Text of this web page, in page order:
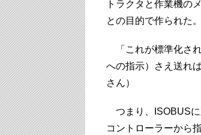
トラクタと作業機の
との目的で作られた。
「これが標準化さ
への指示）さえ送れ
さん）
つまり、ISOBUSに
コントローラーから